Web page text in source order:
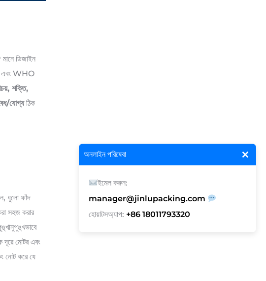
×
অনলাইন পরিষেবা
ইমেল করুন:
manager@jinlupacking.com
হোয়াটসঅ্যাপ: +86 18011793320
মানে ডিজাইন
এবং WHO
শক্তি,
যোগ্যঠিক
ধুলো ফাঁদ
সহজ করার
দূরে মোটর এবং
নোট করে যে